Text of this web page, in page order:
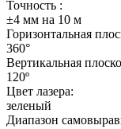
Точность :
±4 мм на 10 м
Горизонтальная
360°
Вертикальная
120º
Цвет лазера:
зеленый
Диапазон